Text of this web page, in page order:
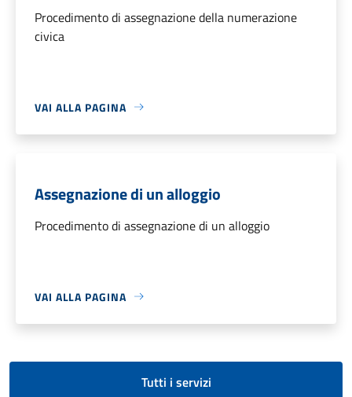
Procedimento di assegnazione della numerazione
civica
VAI ALLA PAGINA
Assegnazione di un alloggio
Procedimento di assegnazione di un alloggio
VAI ALLA PAGINA
Tutti i servizi